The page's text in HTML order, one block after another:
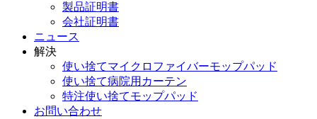
製品証明書
会社証明書
ニュース
解決
使い捨てマイクロファイバーモップパッド
使い捨て病院用カーテン
特注使い捨てモップパッド
お問い合わせ